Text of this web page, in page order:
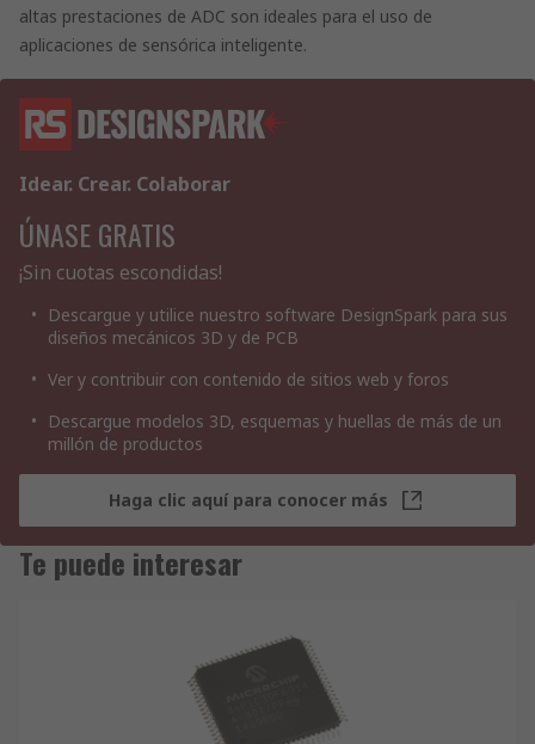
altas prestaciones de ADC son ideales para el uso de
aplicaciones de sensórica inteligente.
Idear. Crear. Colaborar
ÚNASE GRATIS
¡Sin cuotas escondidas!
Descargue y utilice nuestro software DesignSpark para sus
diseños mecánicos 3D y de PCB
Ver y contribuir con contenido de sitios web y foros
Descargue modelos 3D, esquemas y huellas de más de un
millón de productos
Haga clic aquí para conocer más
Te puede interesar